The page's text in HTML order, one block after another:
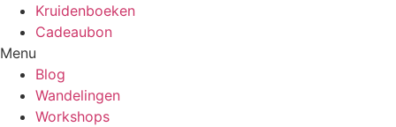
Kruidenboeken
Cadeaubon
Menu
Blog
Wandelingen
Workshops